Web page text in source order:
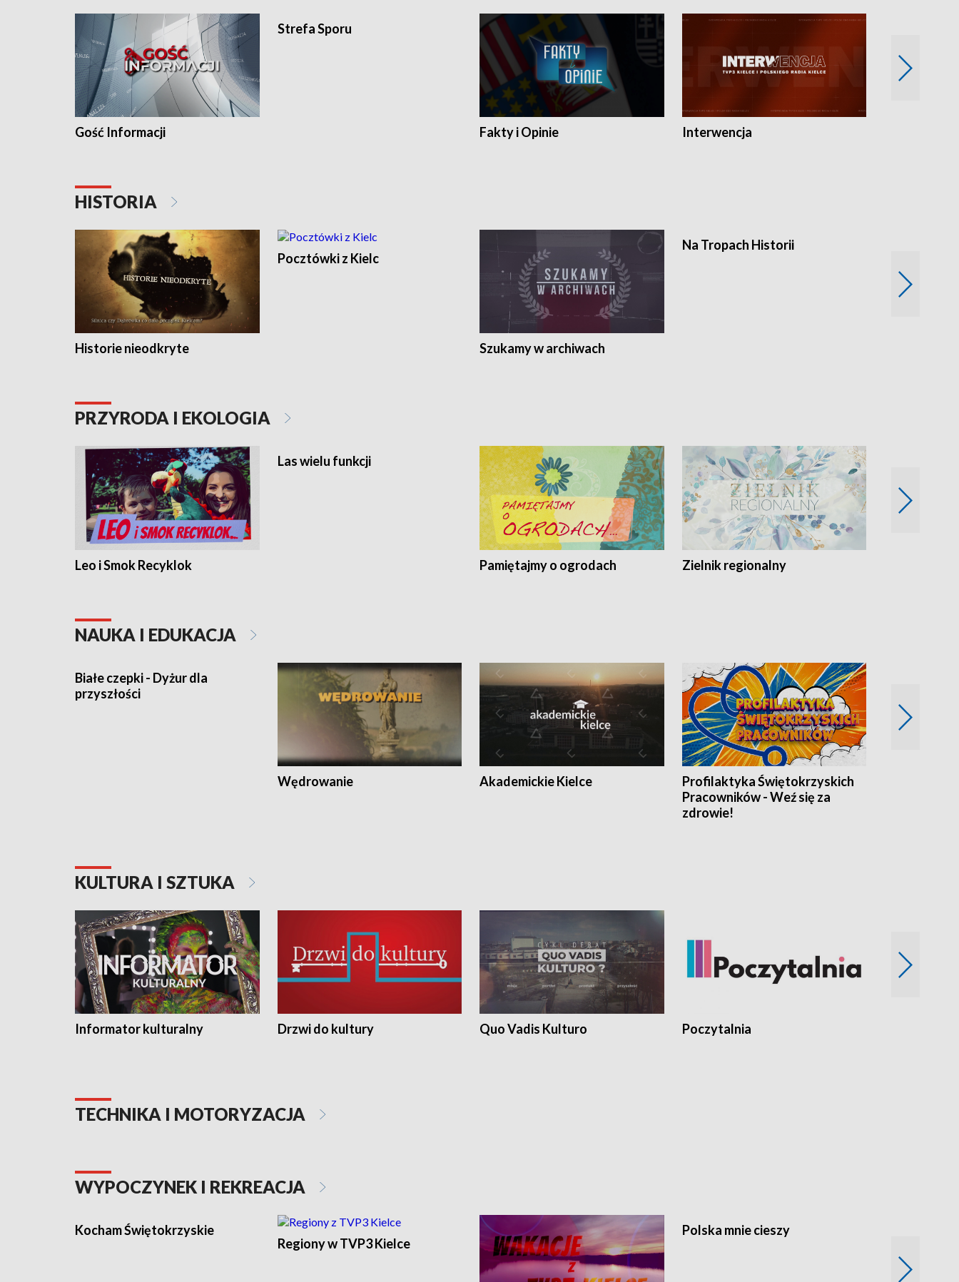
Gość Informacji
Strefa Sporu
Fakty i Opinie Interwencja
HISTORIA
Historie nieodkryte
Pocztówki z Kielc
Szukamy w archiwach
Na Tropach Historii
PRZYRODA I EKOLOGIA
Leo i Smok Recyklok
Las wielu funkcji
Pamiętajmy o ogrodach Zielnik regionalny
NAUKA I EDUKACJA
Białe czepki - Dyżur dla
przyszłości
Wędrowanie Akademickie Kielce
Profilaktyka Świętokrzyskich
Pracowników - Weź się za
zdrowie!
KULTURA I SZTUKA
Informator kulturalny Drzwi do kultury Quo Vadis Kulturo Poczytalnia
TECHNIKA I MOTORYZACJA
WYPOCZYNEK I REKREACJA
Kocham Świętokrzyskie
Regiony w TVP3 Kielce
Polska mnie cieszy